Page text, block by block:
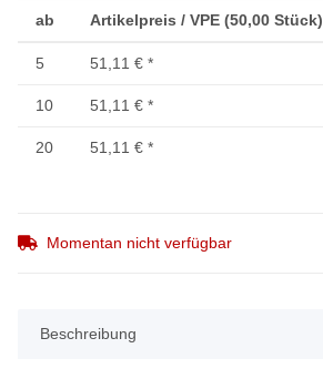
ab Artikelpreis / VPE (50,00 Stück)
5 51,11 € *
10 51,11 € *
20 51,11 € *
Momentan nicht verfügbar
Beschreibung